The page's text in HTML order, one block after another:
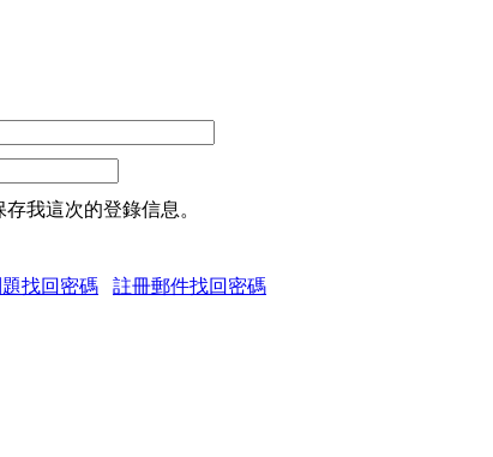
存我這次的登錄信息。
找回密碼 註冊郵件找回密碼